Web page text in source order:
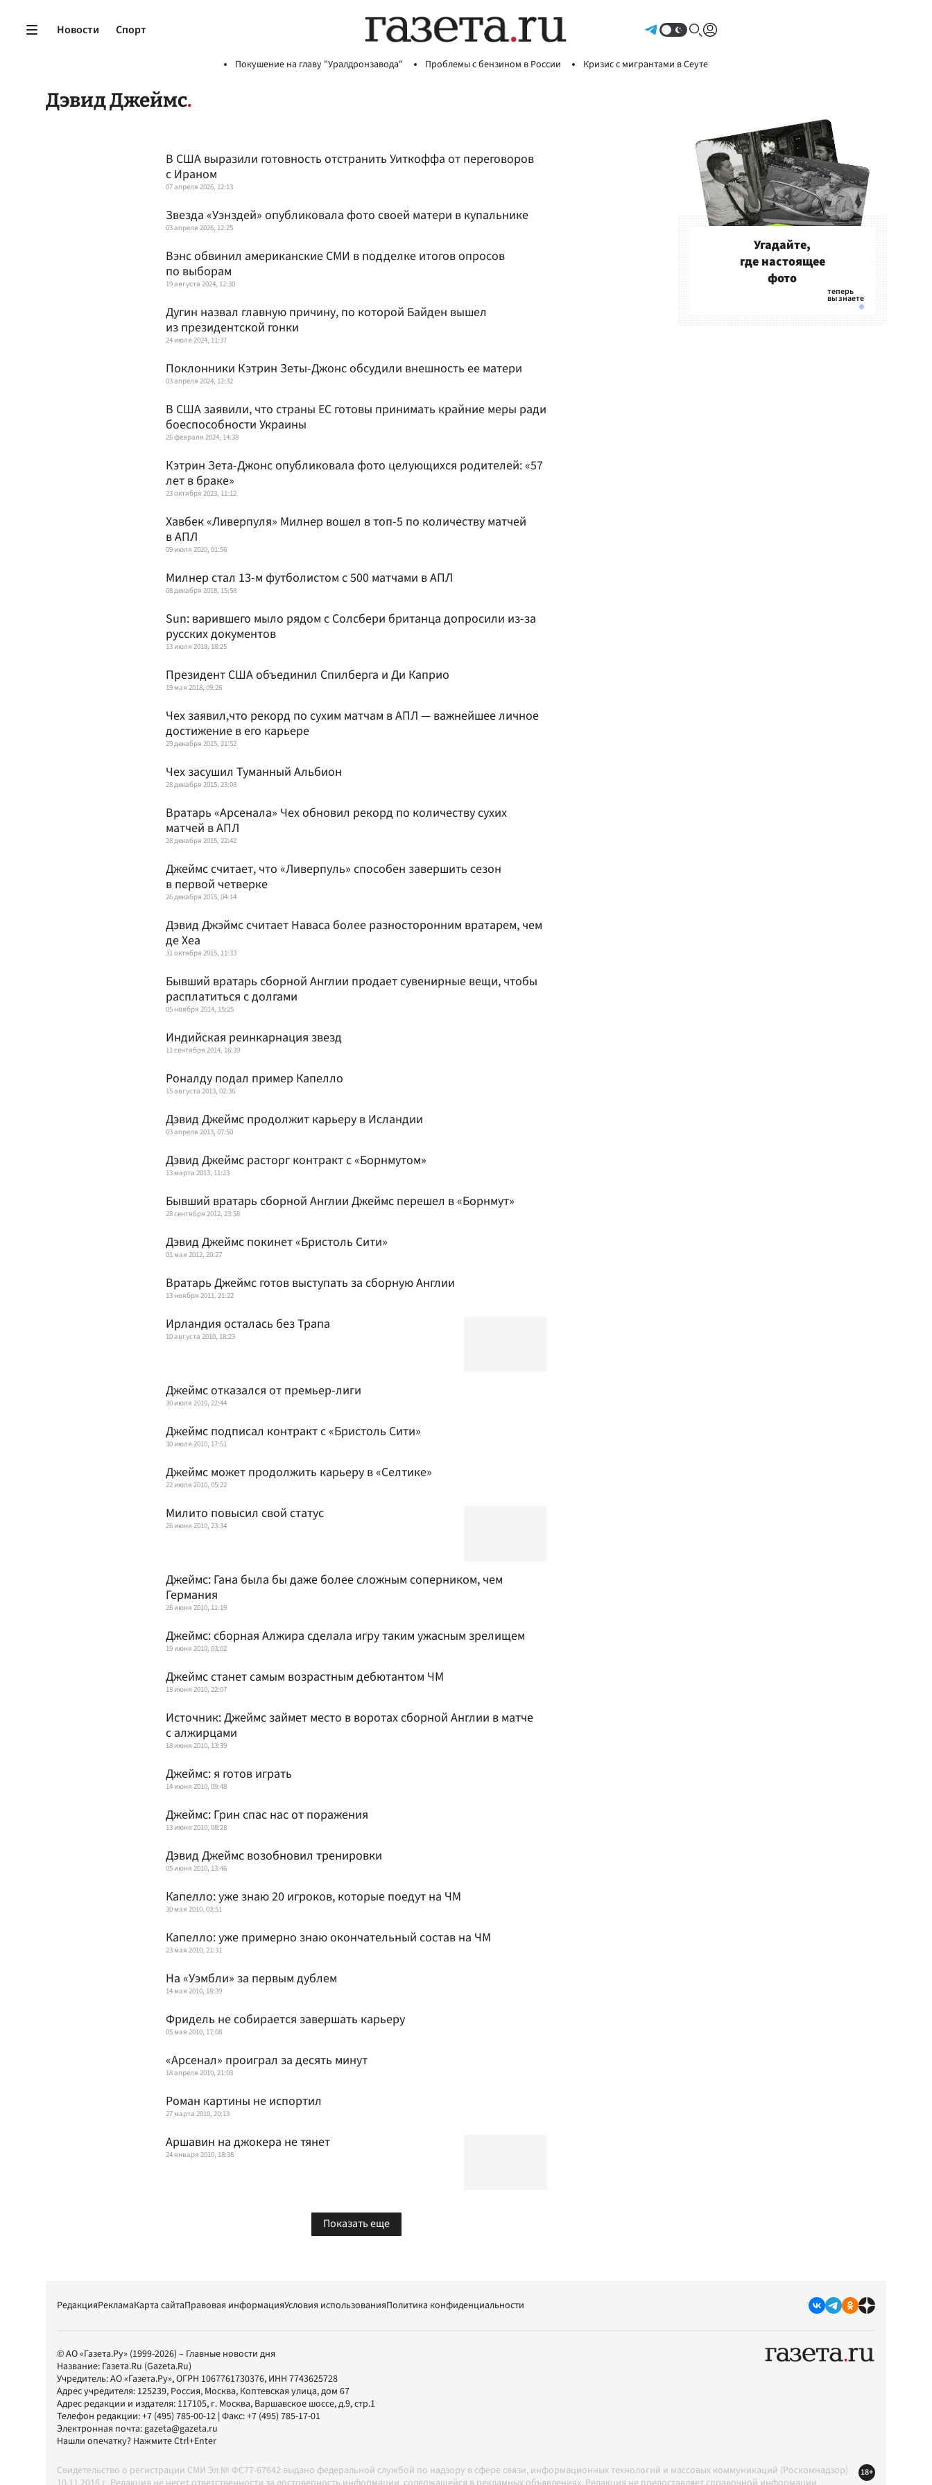
Новости Спорт
Покушение на главу "Уралдронзавода" Проблемы с бензином в России Кризис с мигрантами в Сеуте
Дэвид Джеймс
В США выразили готовность отстранить Уиткоффа от переговоров
с Ираном
07 апреля 2026, 12:13
Звезда «Уэнздей» опубликовала фото своей матери в купальнике
03 апреля 2026, 12:25
Вэнс обвинил американские СМИ в подделке итогов опросов
по выборам
19 августа 2024, 12:30
Дугин назвал главную причину, по которой Байден вышел
из президентской гонки
24 июля 2024, 11:37
Поклонники Кэтрин Зеты-Джонс обсудили внешность ее матери
03 апреля 2024, 12:32
В США заявили, что страны ЕС готовы принимать крайние меры ради
боеспособности Украины
26 февраля 2024, 14:38
Кэтрин Зета-Джонс опубликовала фото целующихся родителей: «57
лет в браке»
23 октября 2023, 11:12
Хавбек «Ливерпуля» Милнер вошел в топ-5 по количеству матчей
в АПЛ
09 июля 2020, 01:56
Милнер стал 13-м футболистом с 500 матчами в АПЛ
08 декабря 2018, 15:58
Sun: варившего мыло рядом с Солсбери британца допросили из-за
русских документов
13 июля 2018, 18:25
Президент США объединил Спилберга и Ди Каприо
19 мая 2018, 09:26
Чех заявил,что рекорд по сухим матчам в АПЛ — важнейшее личное
достижение в его карьере
29 декабря 2015, 21:52
Чех засушил Туманный Альбион
28 декабря 2015, 23:08
Вратарь «Арсенала» Чех обновил рекорд по количеству сухих
матчей в АПЛ
28 декабря 2015, 22:42
Джеймс считает, что «Ливерпуль» способен завершить сезон
в первой четверке
26 декабря 2015, 04:14
Дэвид Джэймс считает Наваса более разносторонним вратарем, чем
де Хеа
31 октября 2015, 11:33
Бывший вратарь сборной Англии продает сувенирные вещи, чтобы
расплатиться с долгами
05 ноября 2014, 15:25
Индийская реинкарнация звезд
11 сентября 2014, 16:39
Роналду подал пример Капелло
15 августа 2013, 02:36
Дэвид Джеймс продолжит карьеру в Исландии
03 апреля 2013, 07:50
Дэвид Джеймс расторг контракт с «Борнмутом»
13 марта 2013, 11:23
Бывший вратарь сборной Англии Джеймс перешел в «Борнмут»
28 сентября 2012, 23:58
Дэвид Джеймс покинет «Бристоль Сити»
01 мая 2012, 20:27
Вратарь Джеймс готов выступать за сборную Англии
13 ноября 2011, 21:22
Ирландия осталась без Трапа
10 августа 2010, 18:23
Джеймс отказался от премьер-лиги
30 июля 2010, 22:44
Джеймс подписал контракт с «Бристоль Сити»
30 июля 2010, 17:51
Джеймс может продолжить карьеру в «Селтике»
22 июля 2010, 05:22
Милито повысил свой статус
26 июня 2010, 23:34
Джеймс: Гана была бы даже более сложным соперником, чем
Германия
26 июня 2010, 11:19
Джеймс: сборная Алжира сделала игру таким ужасным зрелищем
19 июня 2010, 03:02
Джеймс станет самым возрастным дебютантом ЧМ
18 июня 2010, 22:07
Источник: Джеймс займет место в воротах сборной Англии в матче
с алжирцами
18 июня 2010, 13:39
Джеймс: я готов играть
14 июня 2010, 09:48
Джеймс: Грин спас нас от поражения
13 июня 2010, 08:28
Дэвид Джеймс возобновил тренировки
05 июня 2010, 13:46
Капелло: уже знаю 20 игроков, которые поедут на ЧМ
30 мая 2010, 03:51
Капелло: уже примерно знаю окончательный состав на ЧМ
23 мая 2010, 21:31
На «Уэмбли» за первым дублем
14 мая 2010, 18:39
Фридель не собирается завершать карьеру
05 мая 2010, 17:08
«Арсенал» проиграл за десять минут
18 апреля 2010, 21:03
Роман картины не испортил
27 марта 2010, 20:13
Аршавин на джокера не тянет
24 января 2010, 18:38
Показать еще
Угадайте,
где настоящее
фото
РедакцияРекламаКарта сайтаПравовая информацияУсловия использованияПолитика конфиденциальности
© АО «Газета.Ру» (1999-2026) – Главные новости дня
Название: Газета.Ru (Gazeta.Ru)
Учредитель:АО «Газета.Ру», ОГРН 1067761730376, ИНН 7743625728
Адрес учредителя: 125239, Россия, Москва, Коптевская улица, дом 67
Адрес редакции и издателя: 117105, г. Москва, Варшавское шоссе, д.9, стр.1
Телефон редакции:+7 (495) 785-00-12 | Факс:+7 (495) 785-17-01
Электронная почта:gazeta@gazeta.ru
Нашли опечатку? Нажмите Ctrl+Enter
Свидетельство о регистрации СМИ Эл № ФС77-67642 выдано федеральной службой по надзору в сфере связи, информационных технологий и массовых коммуникаций (Роскомнадзор)
18+